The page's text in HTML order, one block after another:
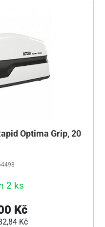
Optima Grip, 20
2 ks
Kč
Kč